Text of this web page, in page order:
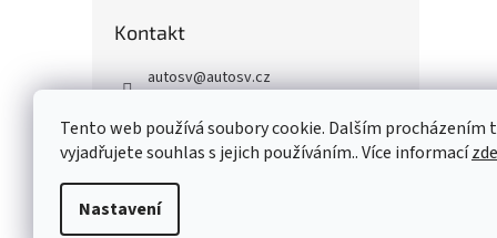
Tento web používá soubory cookie. Dalším procházením
vyjadřujete souhlas s jejich používáním.. Více informacízde
Nastavení
Kontakt
autosv@autosv.cz
+420 739 933 279